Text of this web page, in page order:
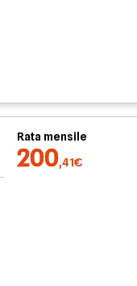
Rata mensile
200,41€